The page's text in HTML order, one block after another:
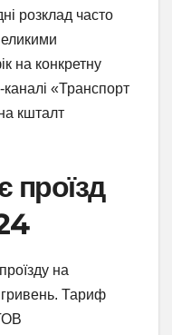
розклад часто
на конкретну
каналі «Транспорт
кшталт
проїзд
на
Тариф